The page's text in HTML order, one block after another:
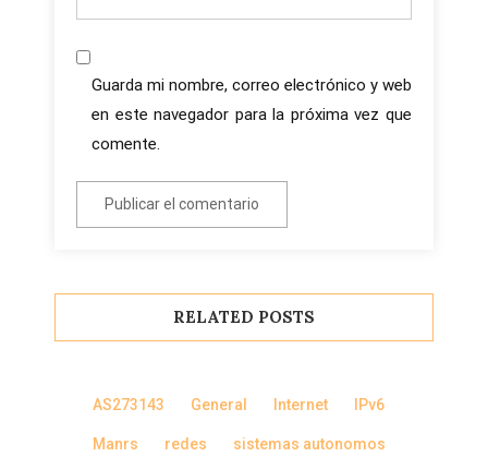
Guarda mi nombre, correo electrónico y web
en este navegador para la próxima vez que
comente.
RELATED POSTS
AS273143 General Internet IPv6
Manrs redes sistemas autonomos